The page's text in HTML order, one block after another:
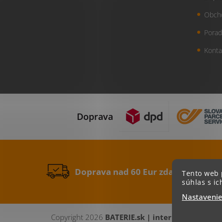
Tento web
súhlas s
Nastavenie
Doprava
Doprava nad 60 Eur zdarma
Copyright 2026 BATERIE.sk | internetový obchod